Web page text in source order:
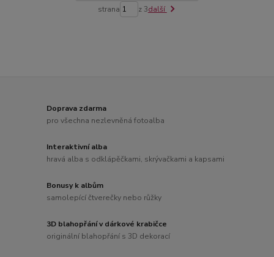
strana z 3další
Doprava zdarma
pro všechna nezlevněná fotoalba
Interaktivní alba
hravá alba s odklápěčkami, skrývačkami a kapsami
Bonusy k albům
samolepící čtverečky nebo růžky
3D blahopřání v dárkové krabičce
originální blahopřání s 3D dekorací